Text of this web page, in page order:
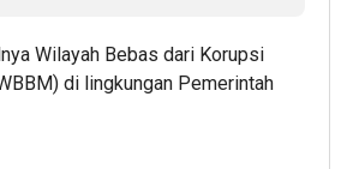
Wilayah Bebas dari Korupsi
di lingkungan Pemerintah